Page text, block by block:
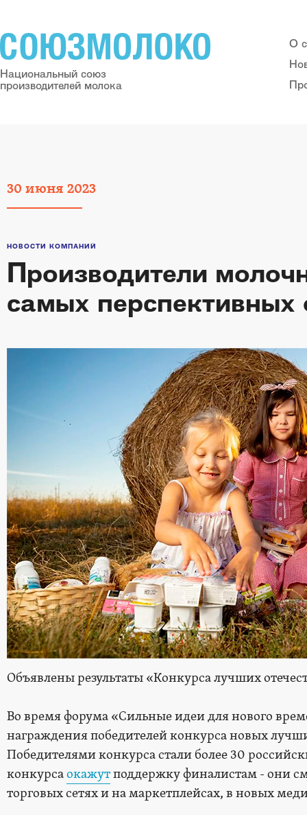
Национальный союз
производителей молока
О
30 июня 2023
НОВОСТИ КОМПАНИЙ
Производители
самых перспективных
Объявлены результаты «Конкурса лучших
Во время форума «Сильные идеи для нового
награждения победителей конкурса новых
Победителями конкурса стали более 30
конкурсаокажутподдержку финалистам - они
торговых сетях и на маркетплейсах, в новых